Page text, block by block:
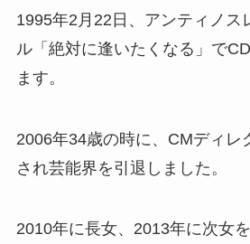
1995年2月22日、アンティノス
ル「絶対に逢いたくなる」で
ます。
2006年34歳の時に、CMディレ
され芸能界を引退しました。
2010年に長女、2013年に次女